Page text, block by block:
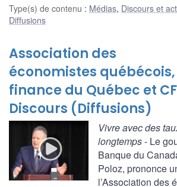
Type(s) de contenu : Médias, Discours et
Diffusions
Association des
économistes
finance du Québec et
Discours (Diffusions)
Vivre avec des
longtemps- Le
Banque du
Poloz, prononce
l’Association des